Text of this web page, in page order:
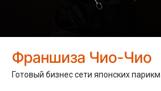
Франшиза Чио-Чио
Готовый бизнес сети японских